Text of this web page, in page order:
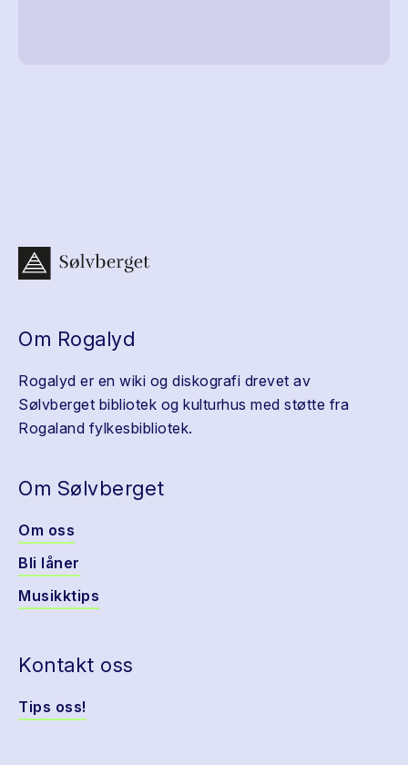
Om Rogalyd
Rogalyd er en wiki og diskografi drevet av
Sølvberget bibliotek og kulturhus med støtte fra
Rogaland fylkesbibliotek.
Om Sølvberget
Om oss
Bli låner
Musikktips
Kontakt oss
Tips oss!